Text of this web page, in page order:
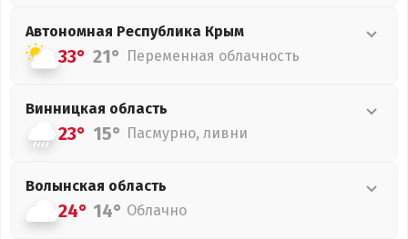
Автономная Республика Крым
33° 21° Переменная облачность
Винницкая область
23° 15° Пасмурно, ливни
Волынская область
24° 14° Облачно